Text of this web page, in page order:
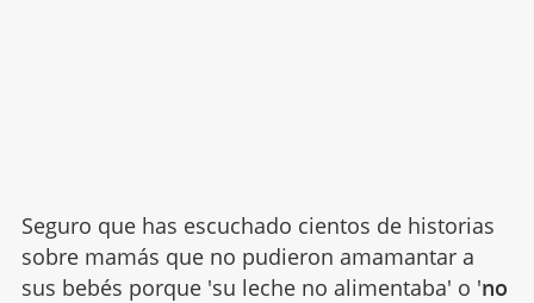
Seguro que has escuchado cientos de historias
sobre mamás que no pudieron amamantar a
sus bebés porque 'su leche no alimentaba' o 'no